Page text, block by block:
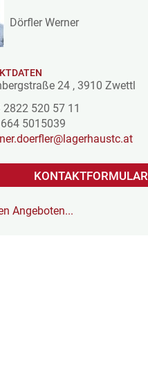
Dörfler Werner
24, 3910 Zwettl
2822 520 57 11
5015039
KONTAKTFORMULAR
Angeboten...